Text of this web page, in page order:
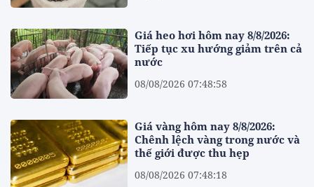
Giá heo hơi hôm nay 8/8/2026:
Tiếp tục xu hướng giảm trên cả
nước
08/08/2026 07:48:58
Giá vàng hôm nay 8/8/2026:
Chênh lệch vàng trong nước và
thế giới được thu hẹp
08/08/2026 07:48:18